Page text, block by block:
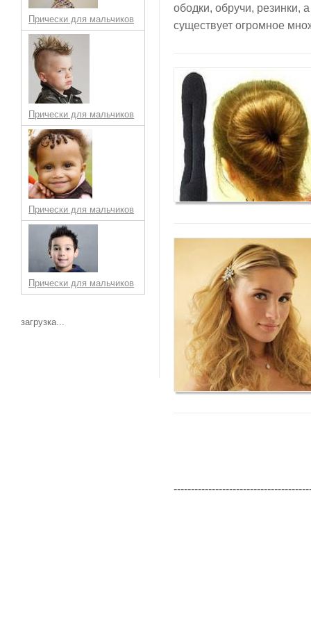
Прически для мальчиков
Прически для мальчиков
Прически для мальчиков
Прически для мальчиков
загрузка...
ободки, обручи, резинки,
существует огромное